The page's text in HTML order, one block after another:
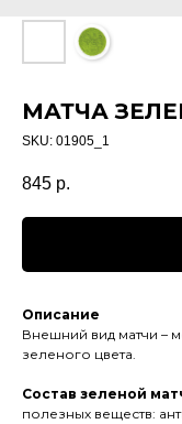
МАТЧА
SKU: 01905_1
845 р.
Описание
Внешний вид матчи –
зеленого цвета.
Состав зеленой
полезных веществ: